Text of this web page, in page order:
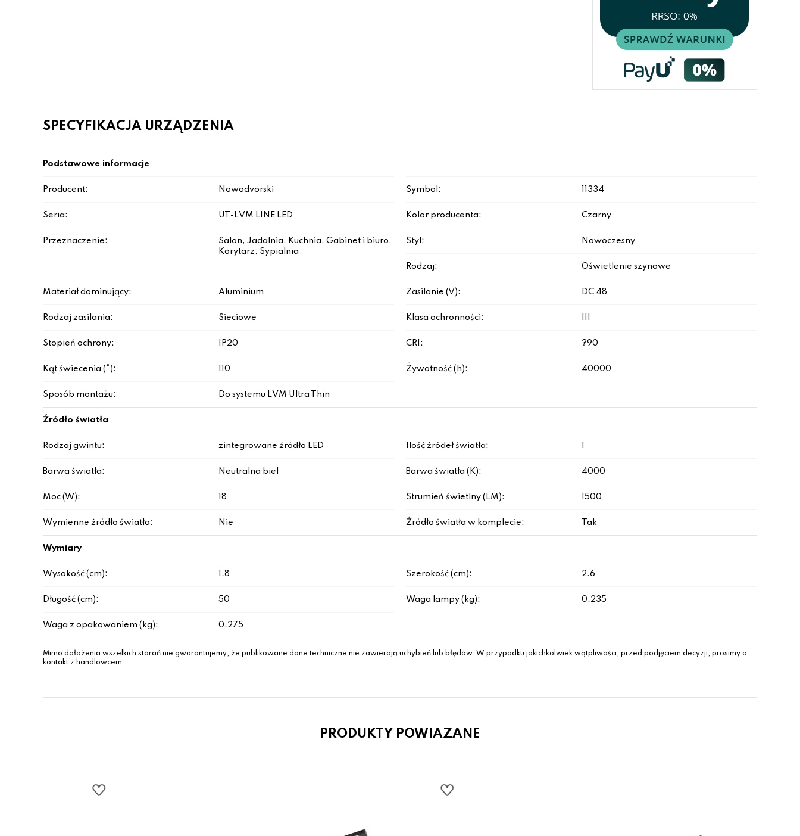
SPECYFIKACJA URZĄDZENIA
Podstawowe informacje
Producent: Nowodvorski Symbol: 11334
Seria: UT-LVM LINE LED Kolor producenta: Czarny
Przeznaczenie:
Salon, Jadalnia, Kuchnia, Gabinet i biuro,
Korytarz, Sypialnia
Styl: Nowoczesny
Rodzaj: Oświetlenie szynowe
Materiał dominujący: Aluminium Zasilanie (V): DC 48
Rodzaj zasilania: Sieciowe Klasa ochronności:
Stopień ochrony: IP20 CRI: ?90
Kąt świecenia (°): 110 Żywotność (h): 40000
Sposób montażu: Do systemu LVM Ultra Thin
Źródło światła
Rodzaj gwintu: zintegrowane źródło LED Ilość źródeł światła:
Barwa światła: Neutralna biel Barwa światła (K): 4000
Moc (W): 18 Strumień świetlny (LM): 1500
Wymienne źródło światła: Nie Źródło światła w komplecie: Tak
Wymiary
Wysokość (cm): 1.8 Szerokość (cm): 2.6
Długość (cm): 50 Waga lampy (kg): 0.235
Waga z opakowaniem (kg): 0.275
Mimo dołożenia wszelkich starań nie gwarantujemy, że publikowane dane techniczne nie zawierają uchybień lub błędów. W przypadku jakichkolwiek wątpliwości, przed podjęciem decyzji, prosimy o
kontakt z handlowcem.
PRODUKTY POWIAZANE